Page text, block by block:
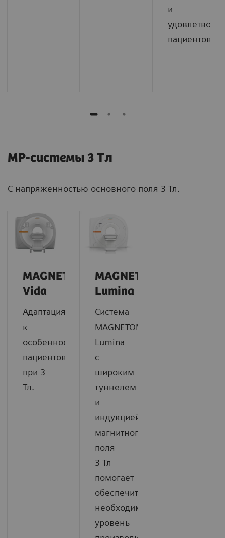
и
пациентов.
МР-системы 3 Тл
С напряженностью основного поля 3 Тл.
MAGNETOM
Vida
Адаптация
к
особенностям
пациентов
при 3
Тл.
MAGNETOM
Lumina
Система
MAGNETOM
Lumina
c
широким
туннелем
и
индукцией
магнитного
поля
3 Тл
помогает
обеспечить
необходимый
уровень